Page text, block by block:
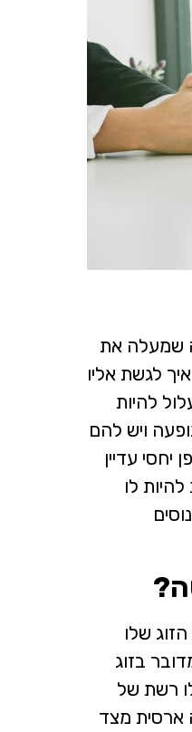
שמעלה את
לגשת אליו
להיות
ויש להם
עדיין
לו
שלו
בזוג
רשת של
ארסית מצד